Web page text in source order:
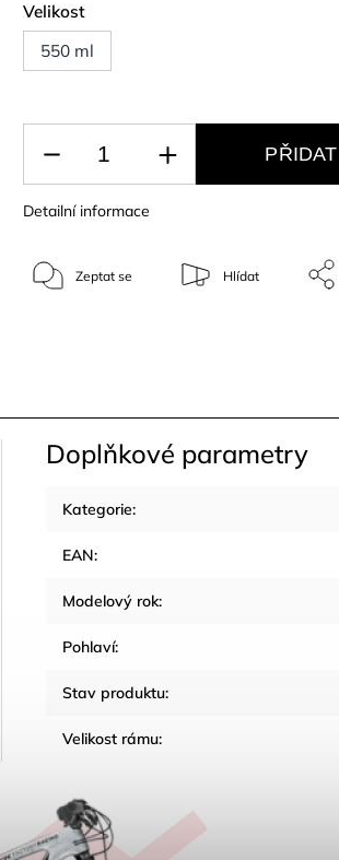
Velikost
550 ml
Detailní informace
Zeptat se Hlídat
Doplňkové parametry
Kategorie:
EAN:
Modelový rok:
Pohlaví:
Stav produktu:
Velikost rámu: